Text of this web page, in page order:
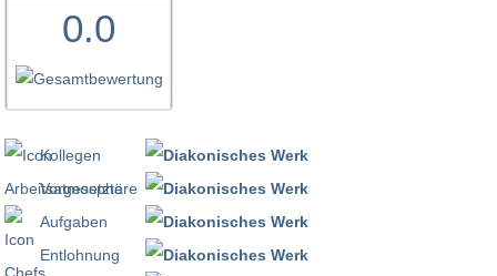
0.0
Kollegen
Vorgesetzte
Aufgaben
Entlohnung